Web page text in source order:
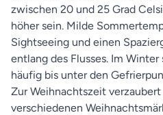
zwischen 20 und 25 Grad
höher sein. Milde
Sightseeing und einen
entlang des Flusses. Im
häufig bis unter den
Zur Weihnachtszeit
verschiedenen